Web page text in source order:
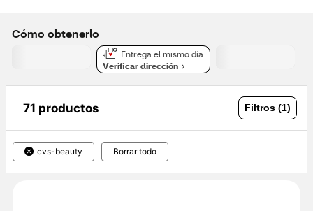
Cómo obtenerlo
Entrega el mismo día
Verificar dirección
71 productos Filtros (1)
cvs-beauty Borrar todo